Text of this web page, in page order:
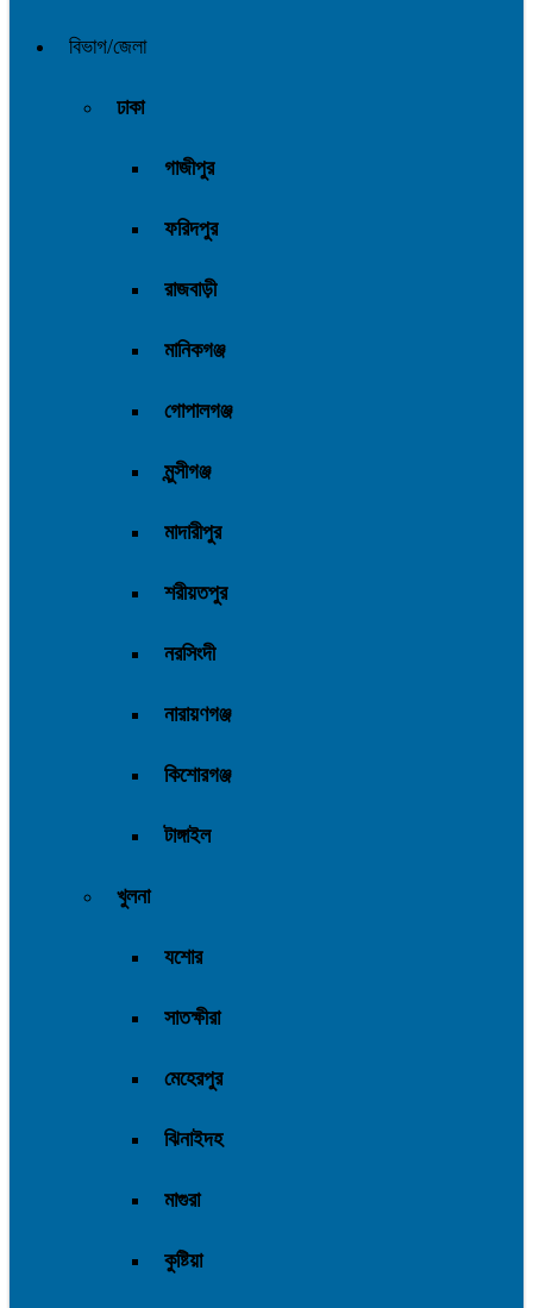
বিভাগ/জেলা
ঢাকা
গাজীপুর
ফরিদপুর
রাজবাড়ী
মানিকগঞ্জ
গোপালগঞ্জ
মুন্সীগঞ্জ
মাদারীপুর
শরীয়তপুর
নরসিংদী
নারায়ণগঞ্জ
কিশোরগঞ্জ
টাঙ্গাইল
খুলনা
যশোর
সাতক্ষীরা
মেহেরপুর
ঝিনাইদহ
মাগুরা
কুষ্টিয়া